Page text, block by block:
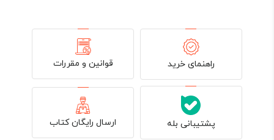
راهنمای خرید قوانین و مقررات
پشتیبانی بله ارسال رایگان کتاب